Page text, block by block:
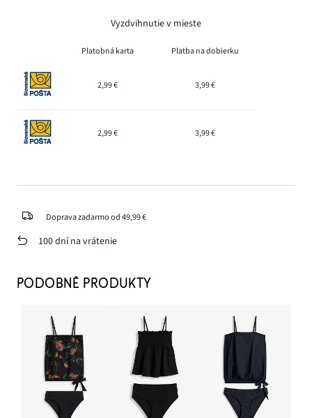
Vyzdvihnutie v mieste
Platobná karta Platba na dobierku
2,99 € 3,99 €
2,99 € 3,99 €
Doprava zadarmo od 49,99 €
100 dní na vrátenie
PODOBNÉ PRODUKTY